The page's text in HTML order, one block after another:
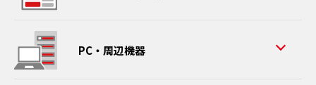
PC・周辺機器